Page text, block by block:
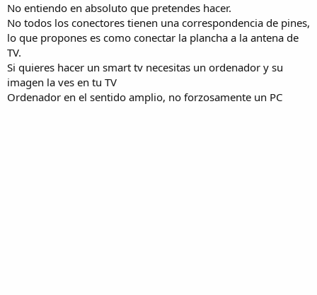
No entiendo en absoluto que pretendes hacer.
No todos los conectores tienen una correspondencia de pines,
lo que propones es como conectar la plancha a la antena de
TV.
Si quieres hacer un smart tv necesitas un ordenador y su
imagen la ves en tu TV
Ordenador en el sentido amplio, no forzosamente un PC